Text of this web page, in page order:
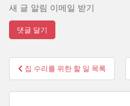
새 글 알림 이메일 받기
글
탐
색
집 수리를 위한 할 일 목록